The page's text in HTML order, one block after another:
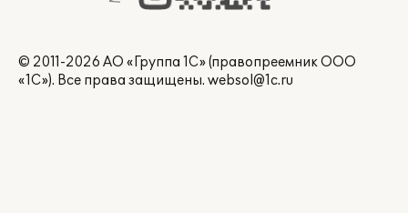
© 2011-2026 АО «Группа 1С» (правопреемник ООО
«1С»). Все права защищены. websol@1c.ru